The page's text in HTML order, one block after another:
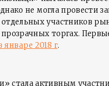
не могла провести
участников
прозрачных торгах.
2018 г.
стала активным